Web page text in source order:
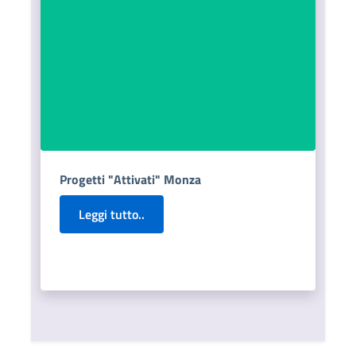
Progetti "Attivati" Monza
Leggi tutto..